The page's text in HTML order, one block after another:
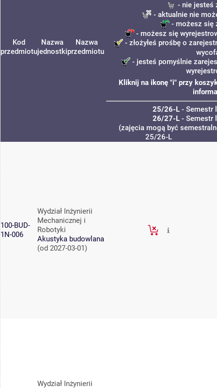
Kod
przedmiotu
Nazwa
jednostki
Nazwa
przedmiotu
- nie jesteś
- aktualnie nie
- możesz się
- możesz się
- złożyłeś prośbę o
- jesteś pomyślnie
Kliknij na ikonę "i" przy
25/26-L - Semestr
26/27-L - Semestr
(zajęcia mogą być
25/26-L
100-BUD-
1N-006
Wydział Inżynierii
Mechanicznej i
Robotyki
Akustyka budowlana
(od 2027-03-01)
Wydział Inżynierii